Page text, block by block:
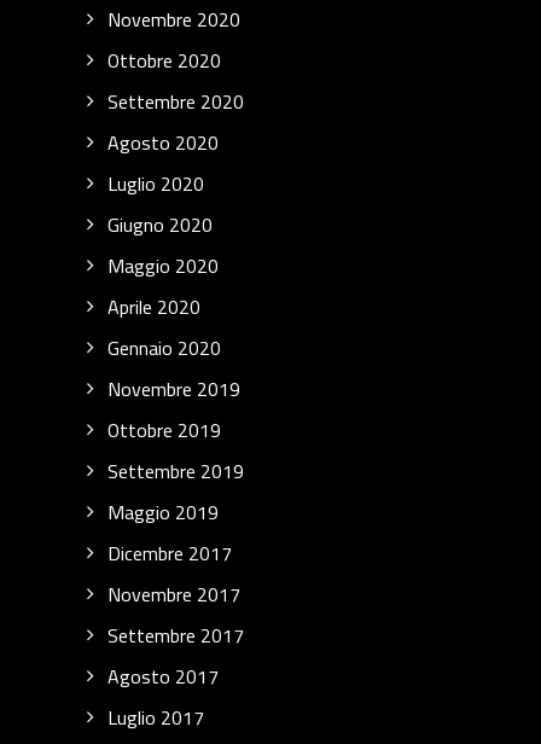
Novembre 2020
Ottobre 2020
Settembre 2020
Agosto 2020
Luglio 2020
Giugno 2020
Maggio 2020
Aprile 2020
Gennaio 2020
Novembre 2019
Ottobre 2019
Settembre 2019
Maggio 2019
Dicembre 2017
Novembre 2017
Settembre 2017
Agosto 2017
Luglio 2017